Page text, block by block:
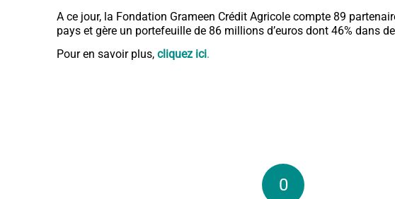
A ce jour, la Fondation Grameen Crédit Agricole compte 89
pays et gère un portefeuille de 86 millions d’euros dont 46% dans
Pour en savoir plus, cliquez ici.
0